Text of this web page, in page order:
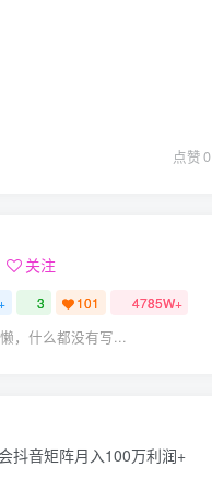
点赞0
关注
3 101 4785W+
，什么都没有写...
抖音矩阵月入100万利润+